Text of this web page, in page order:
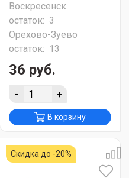
Воскресенск
остаток: 3
Орехово-Зуево
остаток: 13
36 руб.
- +
В корзину
Скидка до -20%